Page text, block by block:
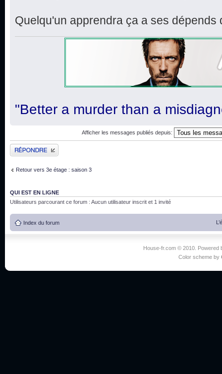
Quelqu'un apprendra ça a ses dépends
"Better a murder than a
Afficher les messages publiés depuis:
Publier une réponse
Retour vers 3e étage : saison 3
QUI EST EN LIGNE
Utilisateurs parcourant ce forum : Aucun utilisateur inscrit et 1 invité
Index du forum
House-fr.com © 2010. Powered
Color scheme by